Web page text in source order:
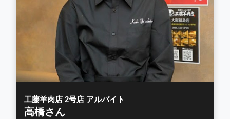
工藤羊肉店 2号店 アルバイト
高橋さん